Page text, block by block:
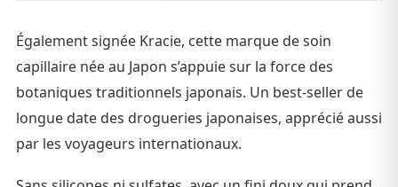
Également signée Kracie, cette marque de soin
capillaire née au Japon s’appuie sur la force des
botaniques traditionnels japonais. Un best-seller de
longue date des drogueries japonaises, apprécié aussi
par les voyageurs internationaux.